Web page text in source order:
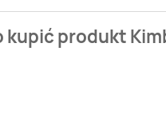
kupić produkt